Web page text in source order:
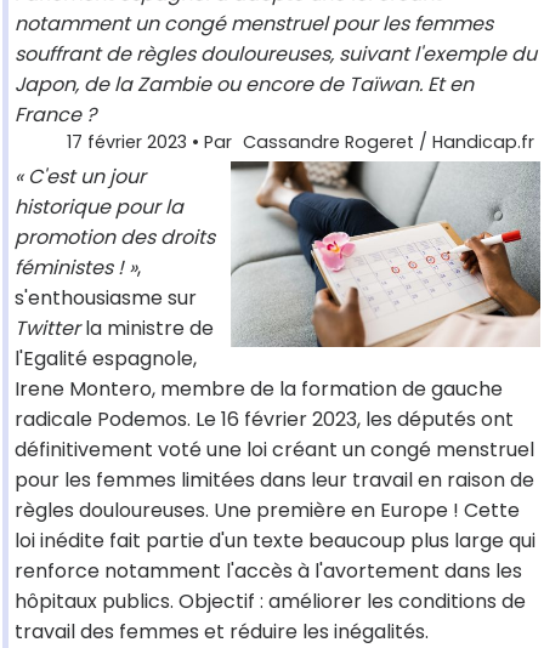
notamment un congé menstruel pour les femmes
souffrant de règles douloureuses, suivant l'exemple du
Japon, de la Zambie ou encore de Taïwan. Et en
France ?
17 février 2023 • Par Cassandre Rogeret / Handicap.fr
« C'est un jour
historique pour la
promotion des droits
féministes ! »,
s'enthousiasme sur
Twitterla ministre de
l'Egalité espagnole,
Irene Montero, membre de la formation de gauche
radicale Podemos. Le 16 février 2023, les députés ont
définitivement voté une loi créant un congé menstruel
pour les femmes limitées dans leur travail en raison de
règles douloureuses. Une première en Europe ! Cette
loi inédite fait partie d'un texte beaucoup plus large qui
renforce notamment l'accès à l'avortement dans les
hôpitaux publics. Objectif : améliorer les conditions de
travail des femmes et réduire les inégalités.